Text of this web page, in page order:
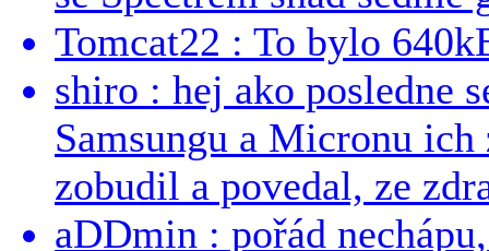
Tomcat22 : To bylo
shiro : hej ako posledne
Samsungu a Micronu
zobudil a povedal, ze
aDDmin : pořád